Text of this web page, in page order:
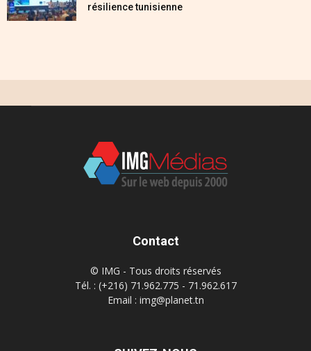
résilience tunisienne
Contact
© IMG - Tous droits réservés
Tél. : (+216) 71.962.775 - 71.962.617
Email : img@planet.tn